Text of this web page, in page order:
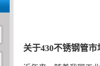
关于430不锈钢管市